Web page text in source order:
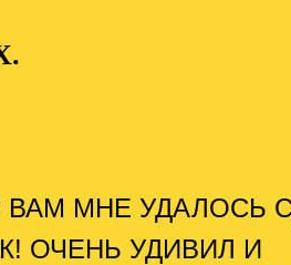
МНЕ УДАЛОСЬ
ОЧЕНЬ УДИВИЛ И